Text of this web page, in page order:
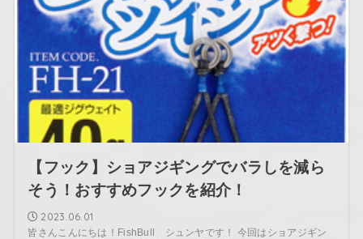
【フック】ショアジギングでバラしを減ら
そう！おすすめフックを紹介！
2023.06.01
皆さんこんにちは！FishBull シュンヤです！ 今回はショアジギン